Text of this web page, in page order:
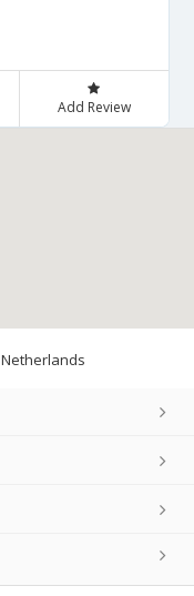
Add Review